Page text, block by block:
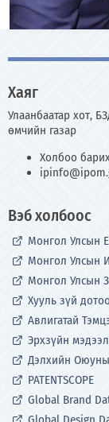
Хаяг
Улаанбаатар хот,
өмчийн газар
Холбоо
Вэб холбоос
Монгол Улсын
Монгол Улсын
Монгол Улсын
Хууль зүй
Авлигатай
Эрхзүйн
Дэлхийн
PATENTSCOPE
Global Brand